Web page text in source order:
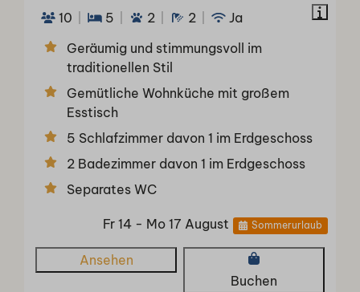
10
5 2 2
Ja
Geräumig und stimmungsvoll im
traditionellen Stil
Gemütliche Wohnküche mit großem
Esstisch
5 Schlafzimmer davon 1 im Erdgeschoss
2 Badezimmer davon 1 im Erdgeschoss
Separates WC
Fr 14 - Mo 17 August Sommerurlaub
Ansehen
Buchen